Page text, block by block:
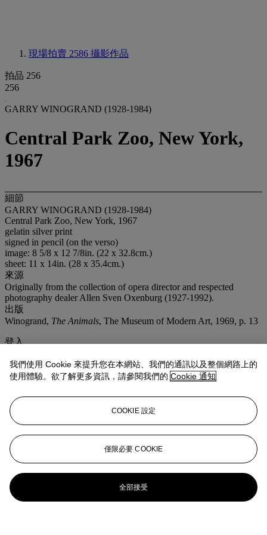
現場拍賣 2586 攝影作品
拍品 256
256
GARRY WINOGRAND (1928-1984)
Central Park Zoo, New York,
1967
細節
GARRY WINOGRAND (1928-1984)
Central Park Zoo, New York, 1967
gelatin silver print
signed in pencil (on the verso)
image: 8 5/8 x 12 7/8in. (22 x 32.8cm.)
sheet: 11 x 14in. (28 x 35.4cm.)
來源
Originally from the collection of opera director and respected
photography dealer Allen Sven Oxenburg (1927-1992).
出版
Winogrand, The Animals, The Museum of Modern Art, 1969, p. 13
登入
更多來自攝影作品
查看全部
查看全部
我們使用 Cookie 來提升您在本網站、我們的通訊以及整個網路上的
使用體驗。欲了解更多資訊，請參閱我們的 Cookie 通知
COOKIE 設定
僅限必要 COOKIE
全部接受